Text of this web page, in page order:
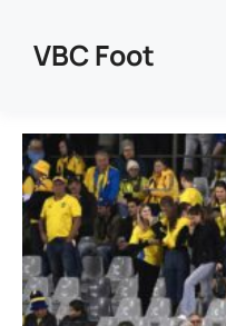
contenuVBC Foot